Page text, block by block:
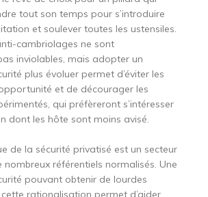
tout son temps pour s’introduire
et soulever toutes les ustensiles.
cambriolages ne sont
inviolables, mais adopter un
plus évoluer permet d’éviter les
et de décourager les
qui préfèreront s’intéresser
dont les hôte sont moins avisé.
de la sécurité privatisé est un secteur
référentiels normalisés. Une
pouvant obtenir de lourdes
rationalisation permet d’aider